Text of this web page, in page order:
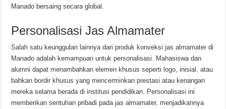
Manado bersaing secara global.
Personalisasi Jas Almamater
Salah satu keunggulan lainnya dari produk konveksi jas almamater di
Manado adalah kemampuan untuk personalisasi. Mahasiswa dan
alumni dapat menambahkan elemen khusus seperti logo, inisial, atau
bahkan bordir khusus yang mencerminkan prestasi atau kenangan
mereka selama berada di institusi pendidikan. Personalisasi ini
memberikan sentuhan pribadi pada jas almamater, menjadikannya